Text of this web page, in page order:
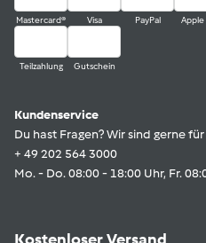
Mastercard® Visa PayPal Apple
Teilzahlung Gutschein
Kundenservice
Du hast Fragen? Wir sind gerne
+ 49 202 564 3000
Mo. - Do. 08:00 - 18:00 Uhr, Fr.